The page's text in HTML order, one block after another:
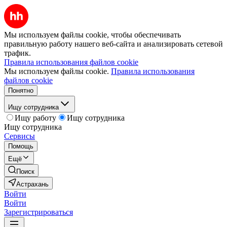
Мы используем файлы cookie, чтобы обеспечивать
правильную работу нашего веб-сайта и анализировать сетевой
трафик.
Правила использования файлов cookie
Мы используем файлы cookie. Правила использования
файлов cookie
Понятно
Ищу сотрудника
Ищу работу
Ищу сотрудника
Ищу сотрудника
Сервисы
Помощь
Ещё
Поиск
Астрахань
Войти
Войти
Зарегистрироваться